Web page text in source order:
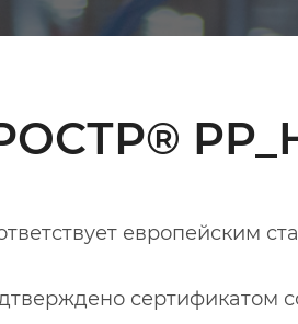
европейским
сертификатом